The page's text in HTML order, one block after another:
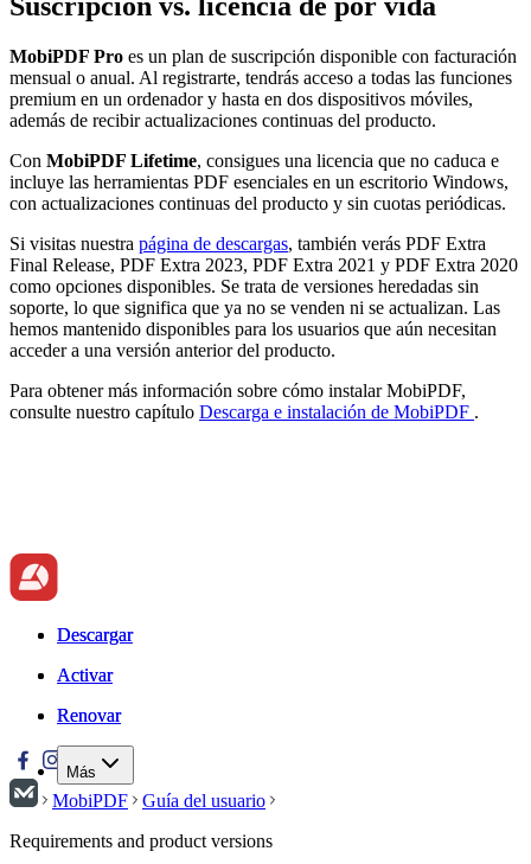
Suscripción vs. licencia de por vida
MobiPDF Pro es un plan de suscripción disponible con facturación
mensual o anual. Al registrarte, tendrás acceso a todas las funciones
premium en un ordenador y hasta en dos dispositivos móviles,
además de recibir actualizaciones continuas del producto.
Con MobiPDF Lifetime, consigues una licencia que no caduca e
incluye las herramientas PDF esenciales en un escritorio Windows,
con actualizaciones continuas del producto y sin cuotas periódicas.
Si visitas nuestra página de descargas, también verás PDF Extra
Final Release, PDF Extra 2023, PDF Extra 2021 y PDF Extra 2020
como opciones disponibles. Se trata de versiones heredadas sin
soporte, lo que significa que ya no se venden ni se actualizan. Las
hemos mantenido disponibles para los usuarios que aún necesitan
acceder a una versión anterior del producto.
Para obtener más información sobre cómo instalar MobiPDF,
consulte nuestro capítulo Descarga e instalación de MobiPDF .
Descargar
Activar
Renovar
Más
Descargar
Activar
Renovar
MobiPDF
Guía del usuario
Requirements and product versions